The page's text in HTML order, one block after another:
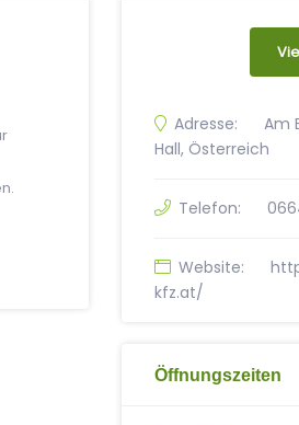
Adresse:
Am
Hall, Österreich
Telefon:
Website:
kfz.at/
Öffnungszeiten